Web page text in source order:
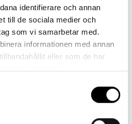
identifierare och annan
till de sociala medier och
som vi samarbetar med.
informationen med annan
eller som de har
Kontakt